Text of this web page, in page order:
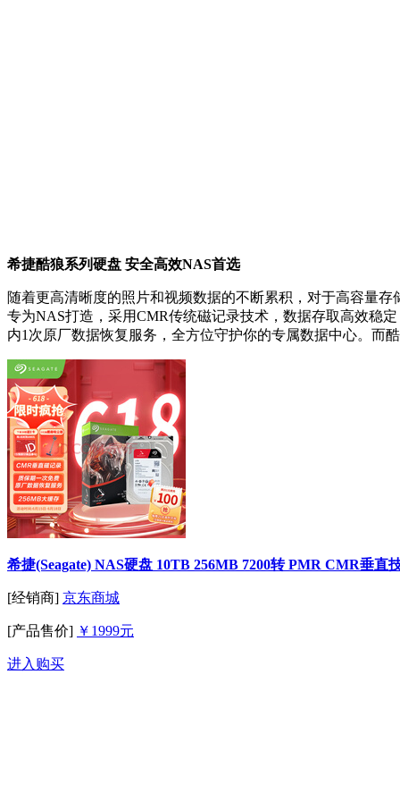
希捷酷狼系列硬盘 安全高效NAS首选
随着更高清晰度的照片和视频数据的不断累积，对于高容量
专为NAS打造，采用CMR传统磁记录技术，数据存取高效稳
内1次原厂数据恢复服务，全方位守护你的专属数据中心。而
希捷(Seagate) NAS硬盘 10TB 256MB 7200转 PMR CMR垂
[经销商] 京东商城
[产品售价] ￥1999元
进入购买